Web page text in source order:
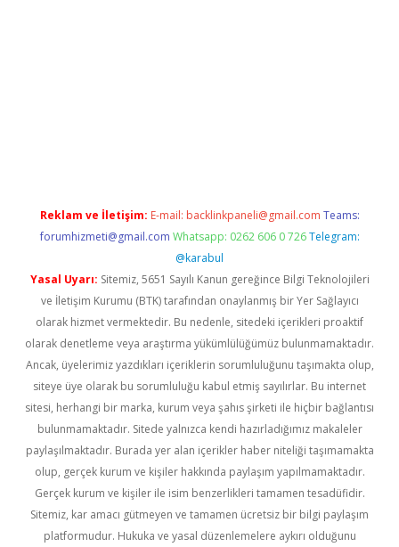
Reklam ve İletişim: E-mail: backlinkpaneli@gmail.com Teams:
forumhizmeti@gmail.com Whatsapp: 0262 606 0 726 Telegram:
@karabul
Yasal Uyarı: Sitemiz, 5651 Sayılı Kanun gereğince Bilgi Teknolojileri
ve İletişim Kurumu (BTK) tarafından onaylanmış bir Yer Sağlayıcı
olarak hizmet vermektedir. Bu nedenle, sitedeki içerikleri proaktif
olarak denetleme veya araştırma yükümlülüğümüz bulunmamaktadır.
Ancak, üyelerimiz yazdıkları içeriklerin sorumluluğunu taşımakta olup,
siteye üye olarak bu sorumluluğu kabul etmiş sayılırlar. Bu internet
sitesi, herhangi bir marka, kurum veya şahıs şirketi ile hiçbir bağlantısı
bulunmamaktadır. Sitede yalnızca kendi hazırladığımız makaleler
paylaşılmaktadır. Burada yer alan içerikler haber niteliği taşımamakta
olup, gerçek kurum ve kişiler hakkında paylaşım yapılmamaktadır.
Gerçek kurum ve kişiler ile isim benzerlikleri tamamen tesadüfidir.
Sitemiz, kar amacı gütmeyen ve tamamen ücretsiz bir bilgi paylaşım
platformudur. Hukuka ve yasal düzenlemelere aykırı olduğunu